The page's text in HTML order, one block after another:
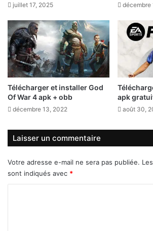
juillet 17, 2025 décembre
Télécharger et installer God
Of War 4 apk + obb
décembre 13, 2022
apk
août 30,
Laisser un commentaire
Votre adresse e-mail ne sera pas publiée.
sont indiqués avec *